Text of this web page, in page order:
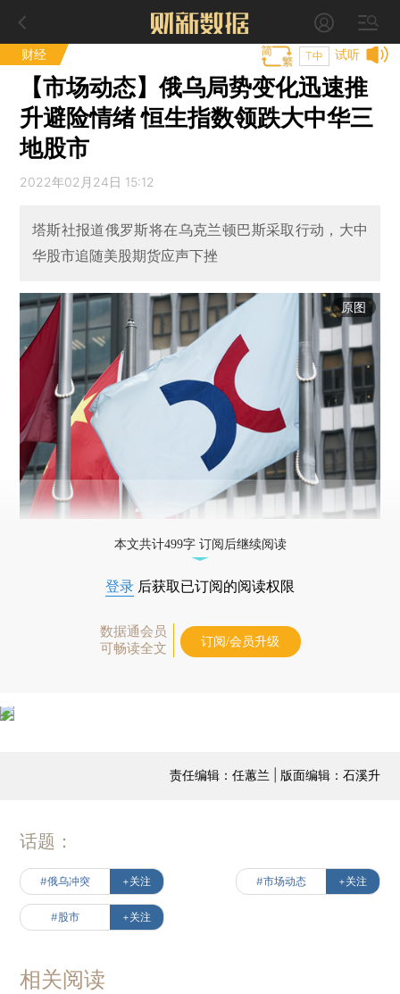
财经 试听
T中
【市场动态】俄乌局势变化迅速推
升避险情绪 恒生指数领跌大中华三
地股市
2022年02月24日 15:12
塔斯社报道俄罗斯将在乌克兰顿巴斯采取行动，大中
华股市追随美股期货应声下挫
原图
本文共计499字 订阅后继续阅读
登录 后获取已订阅的阅读权限
数据通会员
可畅读全文
订阅/会员升级
责任编辑：任蕙兰 | 版面编辑：石溪升
话题：
#俄乌冲突 +关注 #市场动态 +关注
#股市 +关注
相关阅读